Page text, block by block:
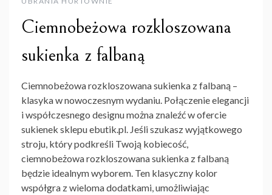
Ciemnobeżowa rozkloszowana
sukienka z falbaną
Ciemnobeżowa rozkloszowana sukienka z falbaną –
klasyka w nowoczesnym wydaniu. Połączenie elegancji
i współczesnego designu można znaleźć w ofercie
sukienek sklepu ebutik.pl. Jeśli szukasz wyjątkowego
stroju, który podkreśli Twoją kobiecość,
ciemnobeżowa rozkloszowana sukienka z falbaną
będzie idealnym wyborem. Ten klasyczny kolor
współgra z wieloma dodatkami, umożliwiając